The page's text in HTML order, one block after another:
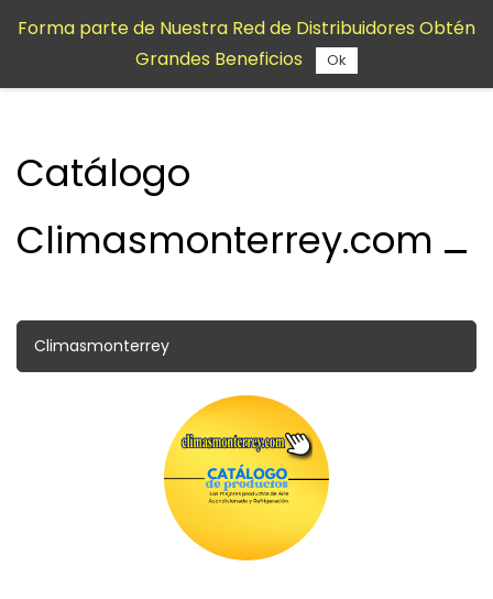
contenido
Catálogo
Climasmonterrey.com
Climasmonterrey
Forma parte de Nuestra Red de Distribuidores Obtén
Grandes Beneficios
Ok